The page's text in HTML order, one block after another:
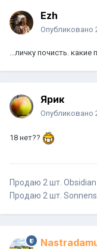
Ezh
Опубликовано
...личку почисть.
Ярик
Опубликовано
18 нет??
Продаю 2 шт.
Продаю 2 шт.